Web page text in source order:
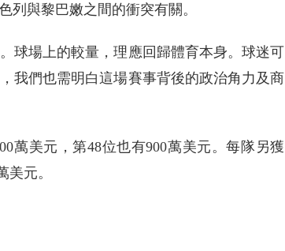
列與黎巴嫩之間的衝突有關。
球場上的較量，理應回歸體育本身。球迷可
我們也需明白這場賽事背後的政治角力及商
萬美元，第48位也有900萬美元。每隊另獲
元。